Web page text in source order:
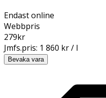
Endast online
Webbpris
279kr
Jmfs.pris: 1 860 kr / l
Bevaka vara